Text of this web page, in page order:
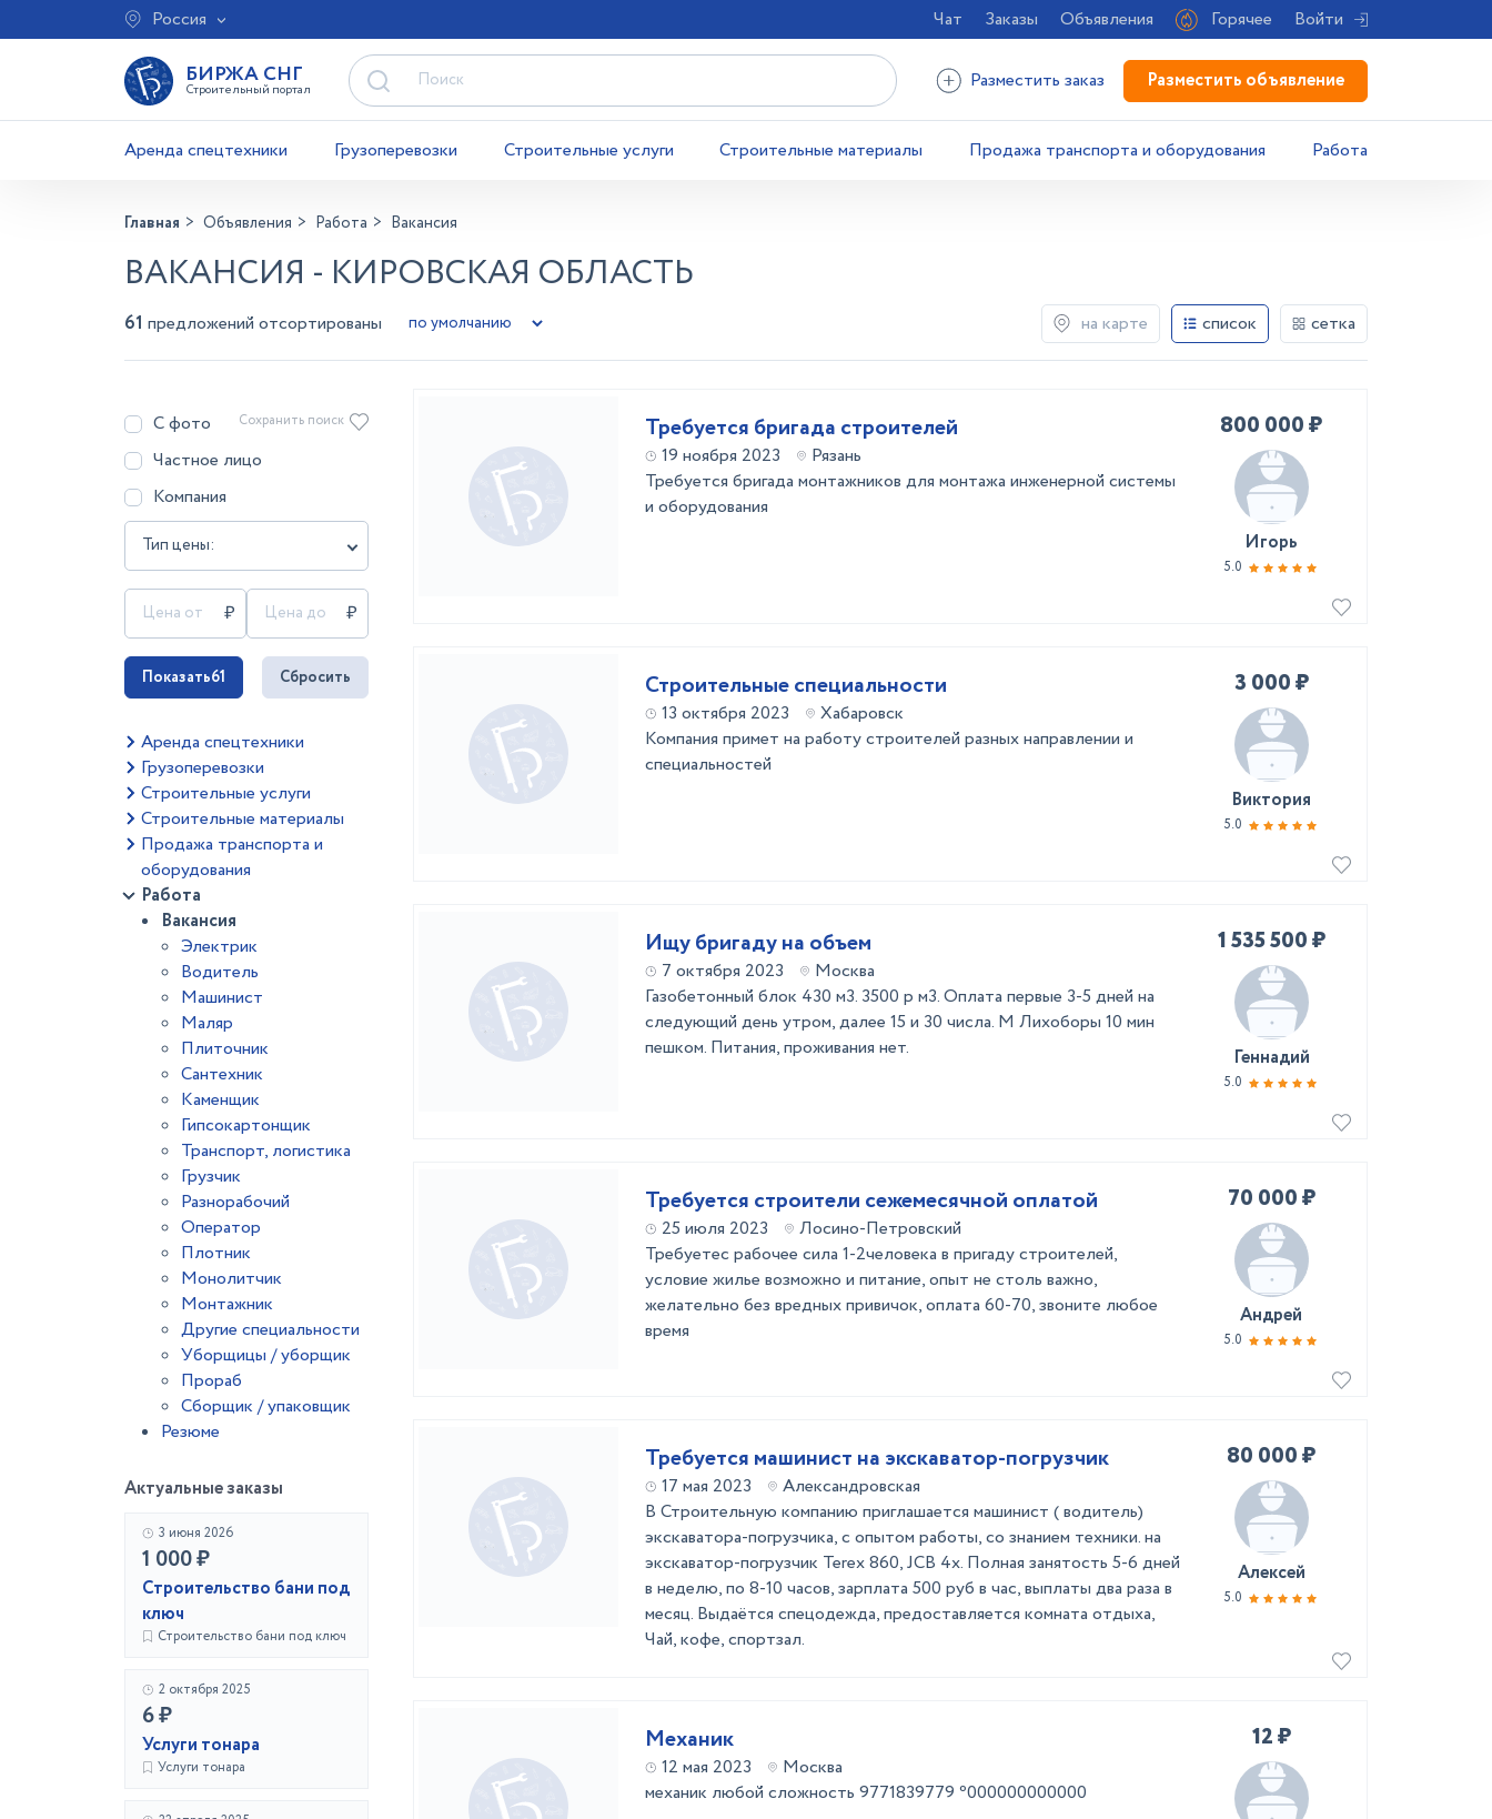
Россия Чат Заказы Объявления Горячее Войти
БИРЖА СНГ
Строительный портал Разместить заказ Разместить объявление
Аренда спецтехники Грузоперевозки Строительные услуги Строительные материалы Продажа транспорта и оборудования Работа
Главная Объявления Работа Вакансия
ВАКАНСИЯ - КИРОВСКАЯ ОБЛАСТЬ
61 предложений отсортированы на карте список сетка
С фото
Частное лицо
Компания
Тип цены:
Сохранить поиск
Показать61 Сбросить
Аренда спецтехники
Грузоперевозки
Строительные услуги
Строительные материалы
Продажа транспорта и
оборудования
Работа
Вакансия
Электрик
Водитель
Машинист
Маляр
Плиточник
Сантехник
Каменщик
Гипсокартонщик
Транспорт, логистика
Грузчик
Разнорабочий
Оператор
Плотник
Монолитчик
Монтажник
Другие специальности
Уборщицы / уборщик
Прораб
Сборщик / упаковщик
Резюме
Актуальные заказы
3 июня 2026
1 000 ₽
Строительство бани под
ключ
Строительство бани под ключ
2 октября 2025
6 ₽
Услуги тонара
Услуги тонара
Требуется бригада строителей
19 ноября 2023
Рязань
Требуется бригада монтажников для монтажа инженерной системы
и оборудования
800 000 ₽
Игорь
5.0
Строительные специальности
13 октября 2023
Хабаровск
Компания примет на работу строителей разных направлении и
специальностей
3 000 ₽
Виктория
5.0
Ищу бригаду на объем
7 октября 2023
Москва
Газобетонный блок 430 м3. 3500 р м3. Оплата первые 3-5 дней на
следующий день утром, далее 15 и 30 числа. М Лихоборы 10 мин
пешком. Питания, проживания нет.
1 535 500 ₽
Геннадий
5.0
Требуется строители сежемесячной оплатой
25 июля 2023
Лосино-Петровский
Требуетес рабочее сила 1-2человека в пригаду строителей,
условие жилье возможно и питание, опыт не столь важно,
желательно без вредных привичок, оплата 60-70, звоните любое
время
70 000 ₽
Андрей
5.0
Требуется машинист на экскаватор-погрузчик
17 мая 2023
Александровская
В Строительную компанию приглашается машинист ( водитель)
экскаватора-погрузчика, с опытом работы, со знанием техники. на
экскаватор-погрузчик Terex 860, JCB 4x. Полная занятость 5-6 дней
в неделю, по 8-10 часов, зарплата 500 руб в час, выплаты два раза в
месяц. Выдаётся спецодежда, предоставляется комната отдыха,
Чай, кофе, спортзал.
80 000 ₽
Алексей
5.0
Механик
12 мая 2023
Москва
механик любой сложность 9771839779 ⁰000000000000
12 ₽